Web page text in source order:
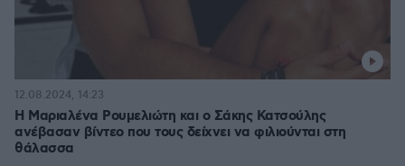
Η Μαριαλένα Ρουμελιώτη και ο Σάκης Κατσούλης
ανέβασαν βίντεο που τους δείχνει να φιλιούνται στη
θάλασσα
12.08.2024, 14:23